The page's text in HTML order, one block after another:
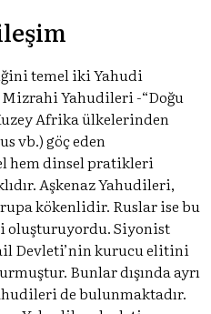
temel iki Yahudi
Yahudileri -“Doğu
Afrika ülkelerinden
vb.) göç eden
hem dinsel pratikleri
Aşkenaz Yahudileri,
kökenlidir. Ruslar ise bu
oluşturuyordu. Siyonist
Devleti’nin kurucu elitini
Bunlar dışında ayrı
de bulunmaktadır.